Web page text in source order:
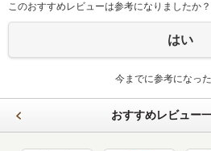
このおすすめレビューは参考になりましたか？
はい
今までに参考になっ
おすすめレビュー